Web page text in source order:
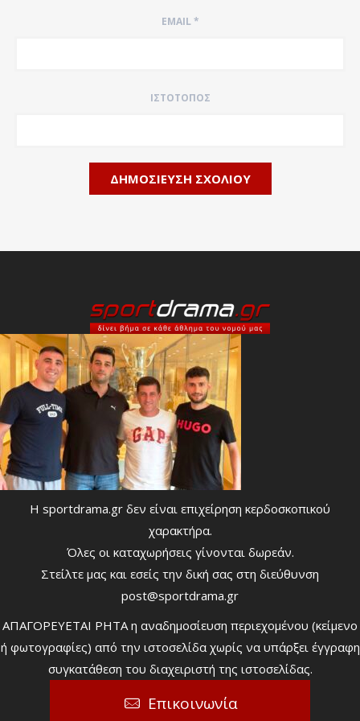
EMAIL*
ΙΣΤΌΤΟΠΟΣ
Η sportdrama.gr δεν είναι επιχείρηση κερδοσκοπικού
χαρακτήρα.
Όλες οι καταχωρήσεις γίνονται δωρεάν.
Στείλτε μας και εσείς την δική σας στη διεύθυνση
post@sportdrama.gr
ΑΠΑΓΟΡΕΥΕΤΑΙ ΡΗΤΑ η αναδημοσίευση περιεχομένου (κείμενο
ή φωτογραφίες) από την ιστοσελίδα χωρίς να υπάρξει έγγραφη
συγκατάθεση του διαχειριστή της ιστοσελίδας.
Επικοινωνία